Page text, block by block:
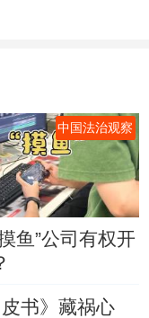
中国法治观察
摸鱼”公司有权开
书》藏祸心